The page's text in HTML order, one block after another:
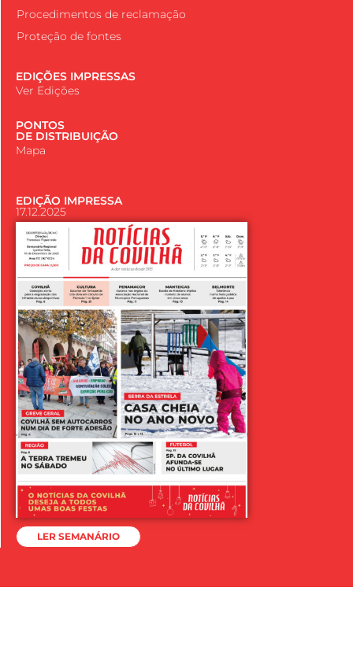
Procedimentos de reclamação
Proteção de fontes
EDIÇÕES IMPRESSAS
Ver Edições
PONTOS
DE DISTRIBUIÇÃO
Mapa
EDIÇÃO IMPRESSA
17.12.2025
LER SEMANÁRIO